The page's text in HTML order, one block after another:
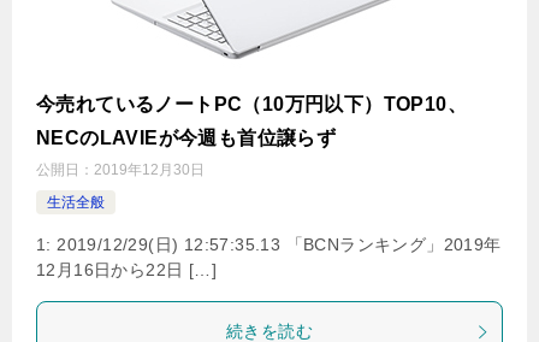
今売れているノートPC（10万円以下）TOP10、
NECのLAVIEが今週も首位譲らず
公開日： 2019年12月30日
生活全般
1: 2019/12/29(日) 12:57:35.13 「BCNランキング」2019年
12月16日から22日 […]
続きを読む